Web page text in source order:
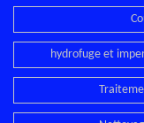
hydrofuge et